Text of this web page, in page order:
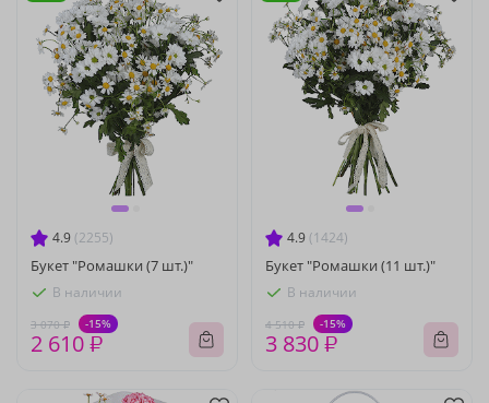
4.9 (2255)
Букет "Ромашки (7 шт.)"
В наличии
3 070 ₽ -15%
2 610 ₽
4.9 (1424)
Букет "Ромашки (11 шт.)"
В наличии
4 510 ₽ -15%
3 830 ₽